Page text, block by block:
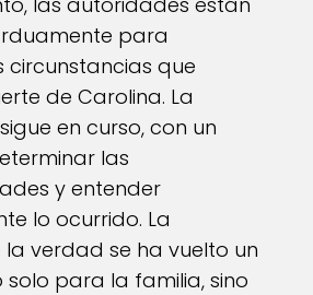
para
circunstancias que
de Carolina. La
en curso, con un
las
y entender
lo ocurrido. La
verdad se ha vuelto un
solo para la familia, sino